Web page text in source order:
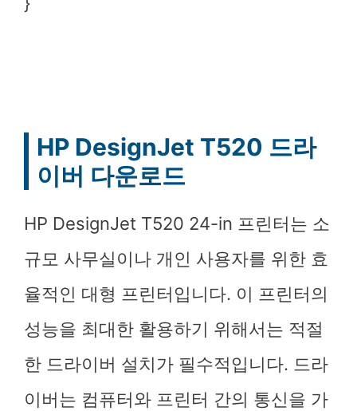
HP DesignJet T520 드라
이버 다운로드
HP DesignJet T520 24-in 프린터는 소
규모 사무실이나 개인 사용자를 위한 효
율적인 대형 프린터입니다. 이 프린터의
성능을 최대한 활용하기 위해서는 적절
한 드라이버 설치가 필수적입니다. 드라
이버는 컴퓨터와 프린터 간의 통신을 가